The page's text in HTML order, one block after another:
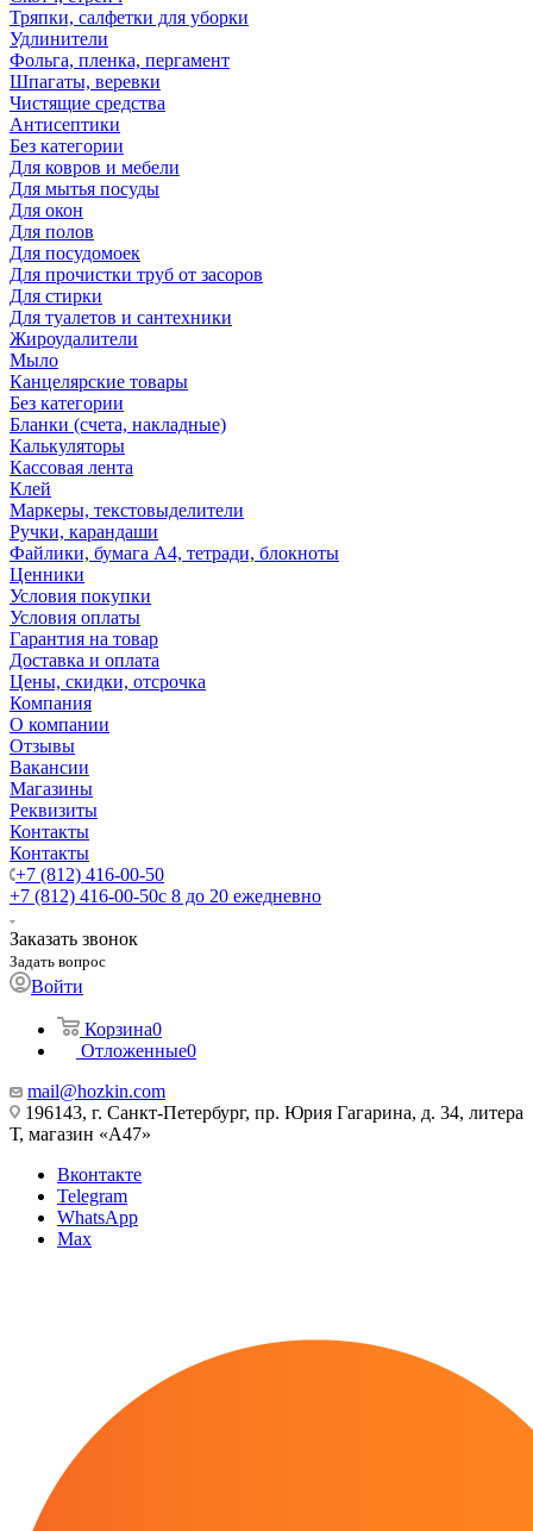
Тряпки, салфетки для уборки
Удлинители
Фольга, пленка, пергамент
Шпагаты, веревки
Чистящие средства
Антисептики
Без категории
Для ковров и мебели
Для мытья посуды
Для окон
Для полов
Для посудомоек
Для прочистки труб от засоров
Для стирки
Для туалетов и сантехники
Жироудалители
Мыло
Канцелярские товары
Без категории
Бланки (счета, накладные)
Калькуляторы
Кассовая лента
Клей
Маркеры, текстовыделители
Ручки, карандаши
Файлики, бумага А4, тетради, блокноты
Ценники
Условия покупки
Условия оплаты
Гарантия на товар
Доставка и оплата
Цены, скидки, отсрочка
Компания
О компании
Отзывы
Вакансии
Магазины
Реквизиты
Контакты
Контакты
+7 (812) 416-00-50
+7 (812) 416-00-50с 8 до 20 ежедневно
Заказать звонок
Задать вопрос
Войти
Корзина0
Отложенные0
mail@hozkin.com
196143, г. Санкт-Петербург, пр. Юрия Гагарина, д. 34, литера
Т, магазин «А47»
Вконтакте
Telegram
WhatsApp
Max